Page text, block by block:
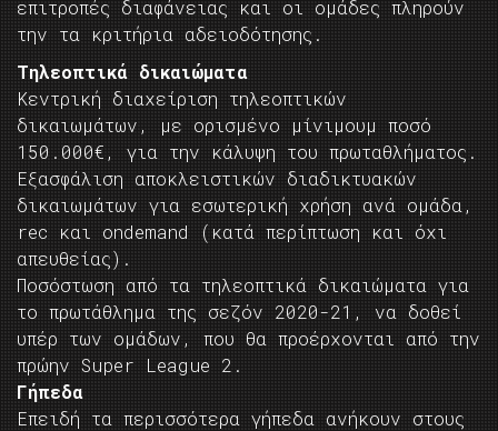
επιτροπές διαφάνειας και οι ομάδες πληρούν
την τα κριτήρια αδειοδότησης.
Τηλεοπτικά δικαιώματα
Κεντρική διαχείριση τηλεοπτικών
δικαιωμάτων, με ορισμένο μίνιμουμ ποσό
150.000€, για την κάλυψη του πρωταθλήματος.
Εξασφάλιση αποκλειστικών διαδικτυακών
δικαιωμάτων για εσωτερική χρήση ανά ομάδα,
rec και ondemand (κατά περίπτωση και όχι
απευθείας).
Ποσόστωση από τα τηλεοπτικά δικαιώματα για
το πρωτάθλημα της σεζόν 2020-21, να δοθεί
υπέρ των ομάδων, που θα προέρχονται από την
πρώην Super League 2.
Γήπεδα
Επειδή τα περισσότερα γήπεδα ανήκουν στους